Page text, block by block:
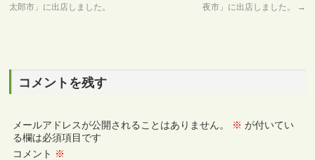
太郎市」に出店しました。
夜市」に出店しました。
→
コメントを残す
メールアドレスが公開されることはありません。 ※ が付いてい
る欄は必須項目です
コメント ※